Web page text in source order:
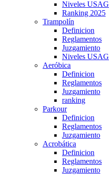
Niveles USAG
Ranking 2025
Trampolín
Definicion
Reglamentos
Juzgamiento
Niveles USAG
Aeróbica
Definicion
Reglamentos
Juzgamiento
ranking
Parkour
Definicion
Reglamentos
Juzgamiento
Acrobática
Definicion
Reglamentos
Juzgamiento